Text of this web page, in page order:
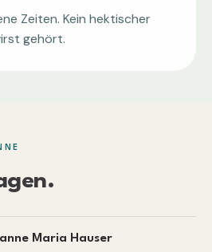
Zeiten. Kein hektischer
gehört.
Maria Hauser